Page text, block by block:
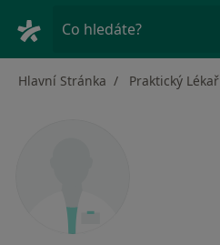
Co hledáte?
Hlavní Stránka Praktický Lékař